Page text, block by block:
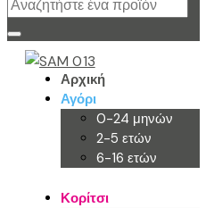
Αρχική
Αγόρι
0-24 μηνών
2-5 ετών
6-16 ετών
Κορίτσι